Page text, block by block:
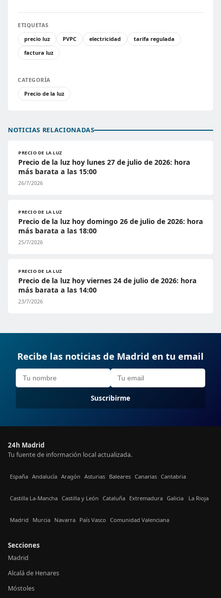
ETIQUETAS
precio luz
PVPC electricidad
tarifa regulada
factura luz
CATEGORÍA
Precio de la luz
NOTICIAS RELACIONADAS
PRECIO DE LA LUZ
Precio de la luz hoy lunes 27 de julio de 2026: hora
más barata a las 15:00
26/7/2026
PRECIO DE LA LUZ
Precio de la luz hoy domingo 26 de julio de 2026: hora
más barata a las 18:00
25/7/2026
PRECIO DE LA LUZ
Precio de la luz hoy viernes 24 de julio de 2026: hora
más barata a las 14:00
23/7/2026
Recibe las noticias de Madrid en tu email
Suscribirme
24h Madrid
Tu fuente de información local actualizada.
España Andalucía Aragón Asturias Baleares Canarias Cantabria
Castilla La-Mancha Castilla y León Cataluña Extremadura Galicia La Rioja
Madrid Murcia Navarra País Vasco Comunidad Valenciana
Secciones
Madrid
Alcalá de Henares
Móstoles